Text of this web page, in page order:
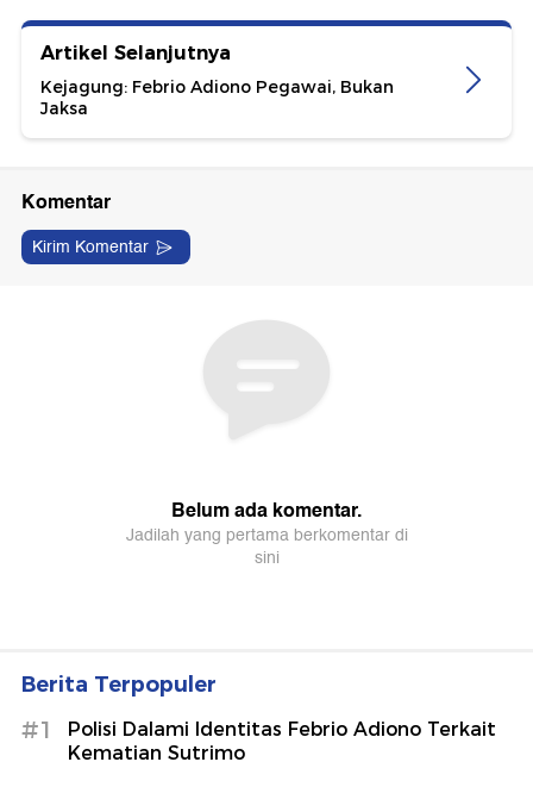
Artikel Selanjutnya
Kejagung: Febrio Adiono Pegawai, Bukan
Jaksa
Berita Terpopuler
#1
Polisi Dalami Identitas Febrio Adiono Terkait
Kematian Sutrimo